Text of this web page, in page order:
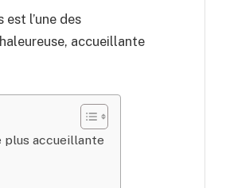
l’une des
accueillante
plus accueillante